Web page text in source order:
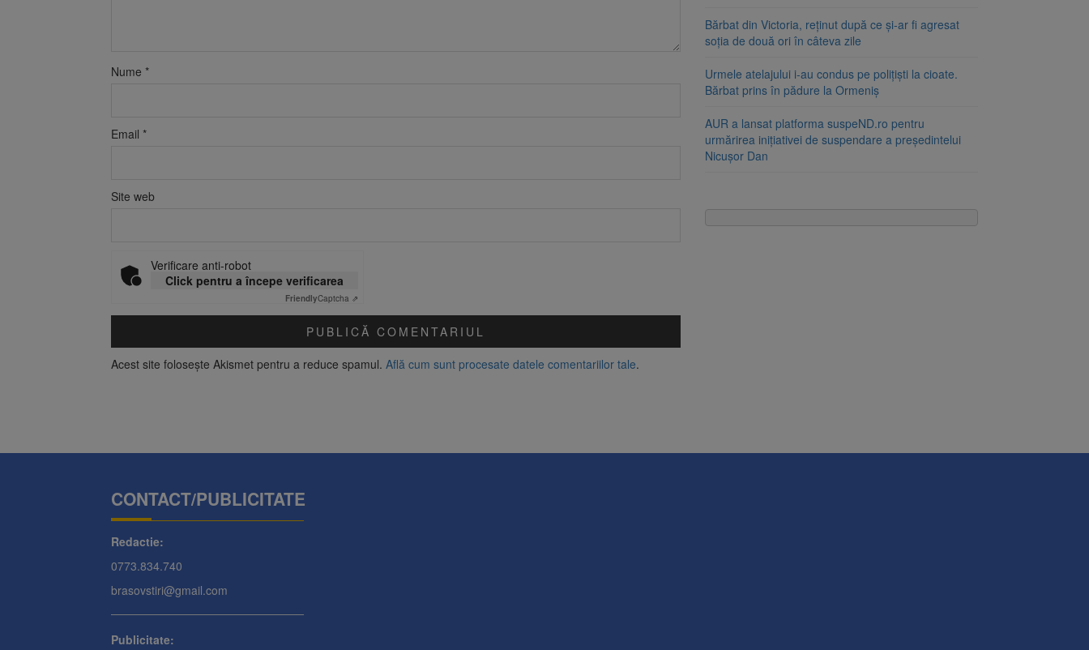
Nume *
Email *
Site web
Verificare anti-robot
Click pentru a începe verificarea
FriendlyCaptcha ⇗
Acest site folosește Akismet pentru a reduce spamul. Află cum sunt procesate datele comentariilor tale.
Bărbat din Victoria, reținut după ce și-ar fi agresat
soția de două ori în câteva zile
Urmele atelajului i-au condus pe polițiști la cioate.
Bărbat prins în pădure la Ormeniș
AUR a lansat platforma suspeND.ro pentru
urmărirea inițiativei de suspendare a președintelui
Nicușor Dan
CONTACT/PUBLICITATE
Redactie:
0773.834.740
brasovstiri@gmail.com
Publicitate: